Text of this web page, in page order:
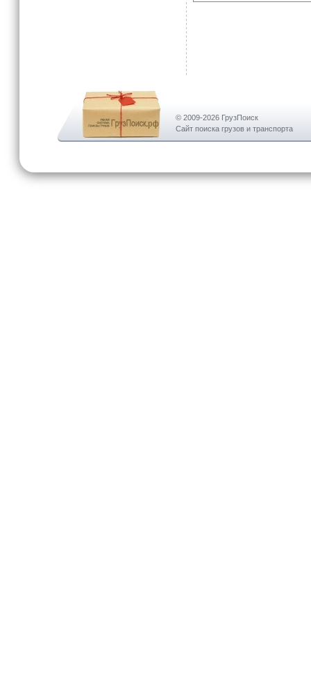
© 2009-2026 ГрузПоиск
Сайт поиска грузов и транспорта